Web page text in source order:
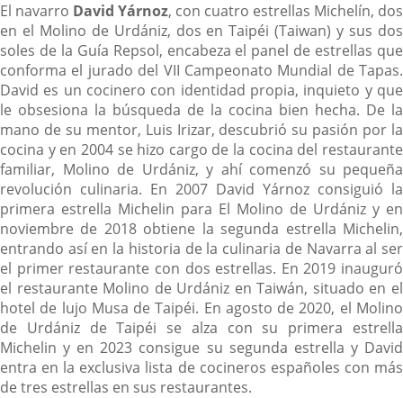
El navarro David Yárnoz, con cuatro estrellas Michelín, dos
en el Molino de Urdániz, dos en Taipéi (Taiwan) y sus dos
soles de la Guía Repsol, encabeza el panel de estrellas que
conforma el jurado del VII Campeonato Mundial de Tapas.
David es un cocinero con identidad propia, inquieto y que
le obsesiona la búsqueda de la cocina bien hecha. De la
mano de su mentor, Luis Irizar, descubrió su pasión por la
cocina y en 2004 se hizo cargo de la cocina del restaurante
familiar, Molino de Urdániz, y ahí comenzó su pequeña
revolución culinaria. En 2007 David Yárnoz consiguió la
primera estrella Michelin para El Molino de Urdániz y en
noviembre de 2018 obtiene la segunda estrella Michelin,
entrando así en la historia de la culinaria de Navarra al ser
el primer restaurante con dos estrellas. En 2019 inauguró
el restaurante Molino de Urdániz en Taiwán, situado en el
hotel de lujo Musa de Taipéi. En agosto de 2020, el Molino
de Urdániz de Taipéi se alza con su primera estrella
Michelin y en 2023 consigue su segunda estrella y David
entra en la exclusiva lista de cocineros españoles con más
de tres estrellas en sus restaurantes.